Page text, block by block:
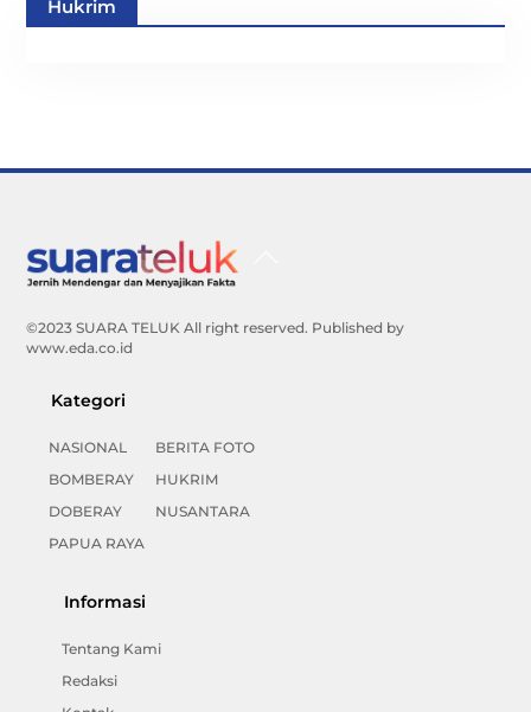
Hukrim
©2023 SUARA TELUK All right reserved. Published by
www.eda.co.id
Kategori
NASIONAL
BOMBERAY
DOBERAY
PAPUA RAYA
BERITA FOTO
HUKRIM
NUSANTARA
Informasi
Tentang Kami
Redaksi